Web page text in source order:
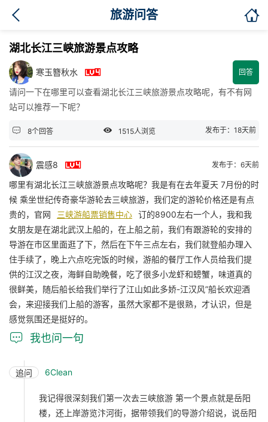
旅游问答 
湖北长江三峡旅游景点攻略
寒玉簪秋水  回答
请问一下在哪里可以查看湖北长江三峡旅游景点攻略呢，有不有网
站可以推荐一下呢？
 8个回答  1515人浏览 发布于：18天前
震感8  发布于：6天前
哪里有湖北长江三峡旅游景点攻略呢？我是有在去年夏天 7月份的时
候 乘坐世纪传奇豪华游轮去三峡旅游，我们定的游轮价格还是有点
贵的，官网
三峡游船票销售中心 订的8900左右一个人，我和我
女朋友是在湖北武汉上船的，在上船之前，我们有跟游轮的安排的
导游在市区里面逛了下，然后在下午三点左右，我们就登船办理入
住手续了，晚上六点吃完饭的时候，游船的餐厅工作人员给我们提
供的江汉之夜，海鲜自助晚餐，吃了很多小龙虾和螃蟹，味道真的
很鲜美，随后船长给我们举行了江山如此多娇-江汉风”船长欢迎酒
会，来迎接我们上船的游客，虽然大家都不是很熟，才认识，但是
感觉氛围还是挺好的。
 我也问一句
追问 6Clean
我记得很深刻我们第一次去三峡旅游 第一个景点就是岳阳
楼，还上岸游览汴河街，据带领我们的导游介绍说，说岳阳